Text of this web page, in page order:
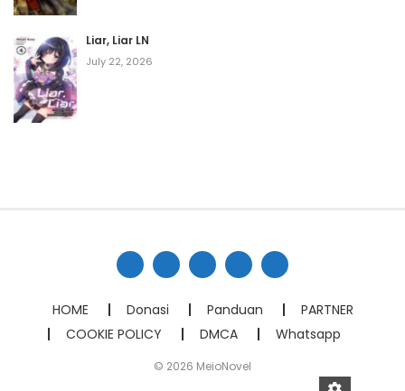
Liar, Liar LN
July 22, 2026
HOME Donasi Panduan
PARTNER
COOKIE POLICY
DMCA Whatsapp
© 2026 MeioNovel